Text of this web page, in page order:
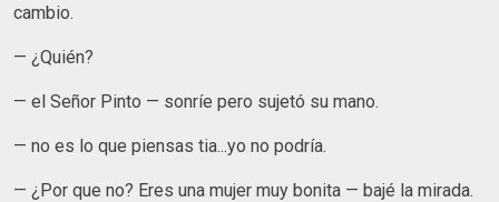
cambio.
— ¿Quién?
— el Señor Pinto — sonríe pero sujetó su mano.
— no es lo que piensas tia...yo no podría.
— ¿Por que no? Eres una mujer muy bonita — bajé la mirada.